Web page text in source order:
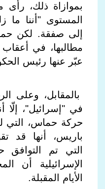
بموازاة ذلك،
المستوى "أننا ما
إلى صفقة. لكن
مطالبها، في
عبّر عنها رئيس
بالمقابل، وعلى
في "إسرائيل"، إلّا
حركة حماس، التي
باريس، أنها قد
التي تم التوافق
الإسرائيلية أن
الأيام المقبلة.